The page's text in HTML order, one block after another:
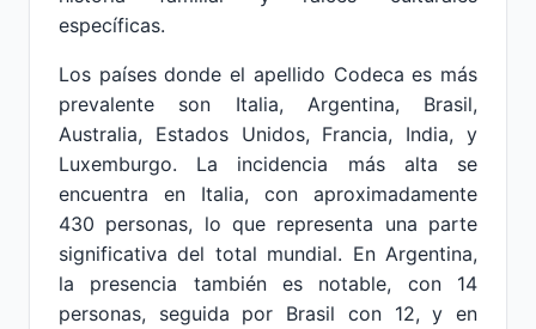
específicas.
Los países donde el apellido Codeca es más
prevalente son Italia, Argentina, Brasil,
Australia, Estados Unidos, Francia, India, y
Luxemburgo. La incidencia más alta se
encuentra en Italia, con aproximadamente
430 personas, lo que representa una parte
significativa del total mundial. En Argentina,
la presencia también es notable, con 14
personas, seguida por Brasil con 12, y en